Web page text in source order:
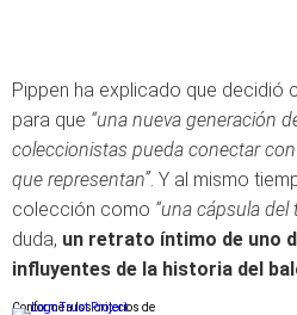
Pippen ha explicado que decidió
para que “una nueva generación
coleccionistas pueda conectar
que representan”. Y al mismo
colección como “una cápsula
duda, un retrato íntimo de uno
influyentes de la historia del
Conforme a los criterios de